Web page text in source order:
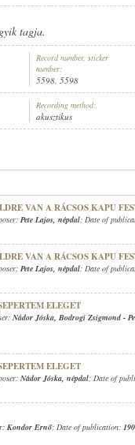
tagja.
Record number, sticker
number:
5598, 5598
Recording method:
akusztikus
VAN A RÁCSOS KAPU
Pete Lajos, népdal; Date of
VAN A RÁCSOS KAPU
Pete Lajos, népdal; Date of
ELEGET
Nádor Jóska, Bodrogi Zsigmond -
ELEGET
Nádor Jóska, népdal; Date of
Kondor Ernő; Date of publication: